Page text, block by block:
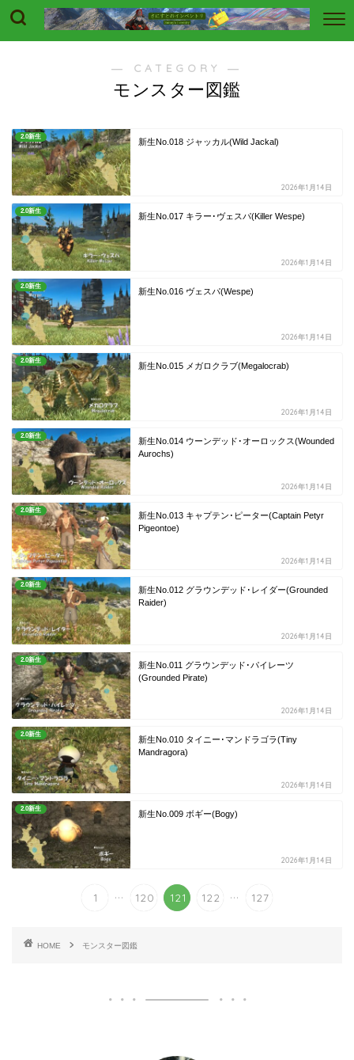
― CATEGORY ―
モンスター図鑑
2.0新生
新生No.018 ジャッカル(Wild Jackal)
2026年1月14日
2.0新生
新生No.017 キラー･ヴェスパ(Killer Wespe)
2026年1月14日
2.0新生
新生No.016 ヴェスパ(Wespe)
2026年1月14日
2.0新生
新生No.015 メガロクラブ(Megalocrab)
2026年1月14日
2.0新生
新生No.014 ウーンデッド･オーロックス(Wounded
Aurochs)
2026年1月14日
2.0新生
新生No.013 キャプテン･ピーター(Captain Petyr
Pigeontoe)
2026年1月14日
2.0新生
新生No.012 グラウンデッド･レイダー(Grounded
Raider)
2026年1月14日
2.0新生
新生No.011 グラウンデッド･パイレーツ
(Grounded Pirate)
2026年1月14日
2.0新生
新生No.010 タイニー･マンドラゴラ(Tiny
Mandragora)
2026年1月14日
2.0新生
新生No.009 ボギー(Bogy)
2026年1月14日
1 ... 120 121 122 ... 127
HOME モンスター図鑑